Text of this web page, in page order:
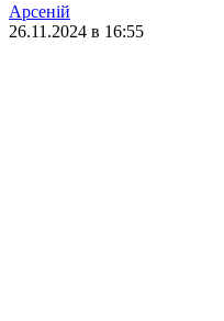
Арсеній
26.11.2024 в 16:55